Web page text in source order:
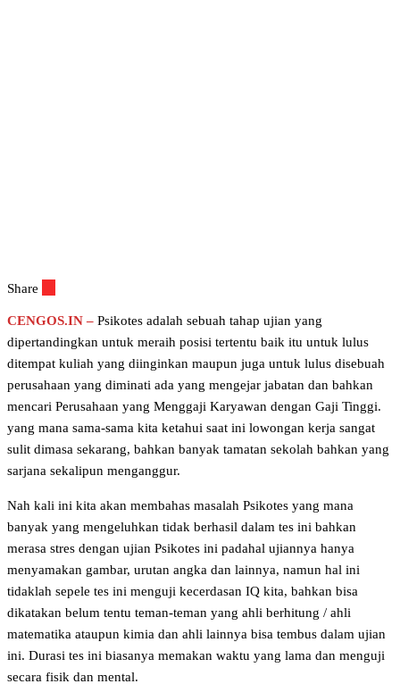
Share
CENGOS.IN – Psikotes adalah sebuah tahap ujian yang
dipertandingkan untuk meraih posisi tertentu baik itu untuk lulus
ditempat kuliah yang diinginkan maupun juga untuk lulus disebuah
perusahaan yang diminati ada yang mengejar jabatan dan bahkan
mencari Perusahaan yang Menggaji Karyawan dengan Gaji Tinggi.
yang mana sama-sama kita ketahui saat ini lowongan kerja sangat
sulit dimasa sekarang, bahkan banyak tamatan sekolah bahkan yang
sarjana sekalipun menganggur.
Nah kali ini kita akan membahas masalah Psikotes yang mana
banyak yang mengeluhkan tidak berhasil dalam tes ini bahkan
merasa stres dengan ujian Psikotes ini padahal ujiannya hanya
menyamakan gambar, urutan angka dan lainnya, namun hal ini
tidaklah sepele tes ini menguji kecerdasan IQ kita, bahkan bisa
dikatakan belum tentu teman-teman yang ahli berhitung / ahli
matematika ataupun kimia dan ahli lainnya bisa tembus dalam ujian
ini. Durasi tes ini biasanya memakan waktu yang lama dan menguji
secara fisik dan mental.